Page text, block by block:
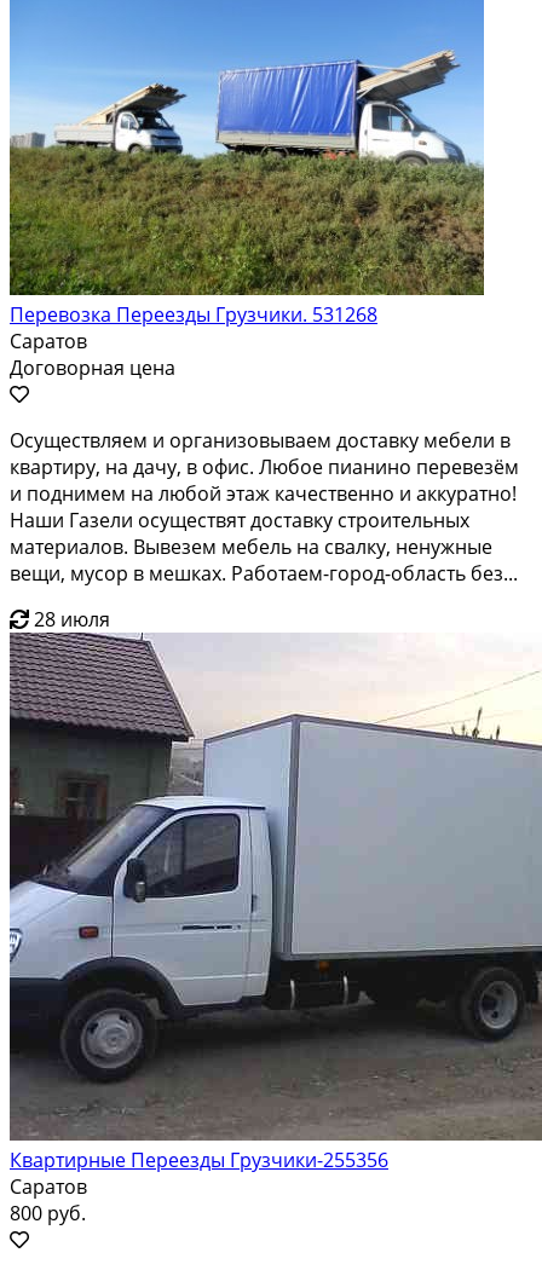
Перевозка Переезды Грузчики. 531268
Саратов
Договорная цена
Осуществляем и организовываем доставку мебели в
квартиру, на дачу, в офис. Любое пианино перевезём
и поднимем на любой этаж качественно и аккуратно!
Наши Газели осуществят доставку строительных
материалов. Вывезем мебель на свалку, ненужные
вещи, мусор в мешках. Работаем-город-область без...
28 июля
Квартирные Переезды Грузчики-255356
Саратов
800 руб.